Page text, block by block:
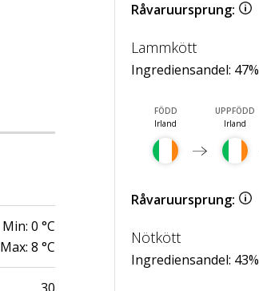
Min: 0 °C
Max: 8 °C
Råvaruursprung:
Lammkött
Ingrediensandel: 47%
FÖDD
Irland
UPPFÖDD
Irland
Råvaruursprung:
Nötkött
Ingrediensandel: 43%